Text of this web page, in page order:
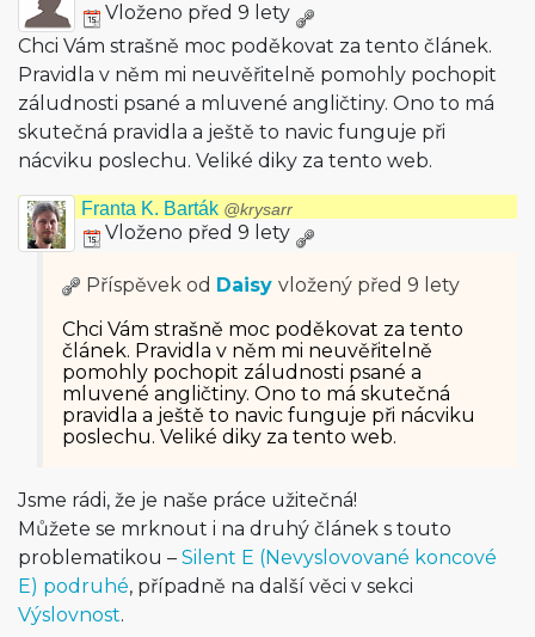
Vloženo před 9 lety
Chci Vám strašně moc poděkovat za tento článek.
Pravidla v něm mi neuvěřitelně pomohly pochopit
záludnosti psané a mluvené angličtiny. Ono to má
skutečná pravidla a ještě to navic funguje při
nácviku poslechu. Veliké diky za tento web.
Franta K. Barták @krysarr
Vloženo před 9 lety
Příspěvek od Daisy vložený před 9 lety
Chci Vám strašně moc poděkovat za tento
článek. Pravidla v něm mi neuvěřitelně
pomohly pochopit záludnosti psané a
mluvené angličtiny. Ono to má skutečná
pravidla a ještě to navic funguje při nácviku
poslechu. Veliké diky za tento web.
Jsme rádi, že je naše práce užitečná!
Můžete se mrknout i na druhý článek s touto
problematikou – Silent E (Nevyslovované koncové
E) podruhé, případně na další věci v sekci
Výslovnost.